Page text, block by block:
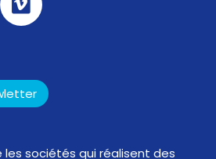
les sociétés qui réalisent des